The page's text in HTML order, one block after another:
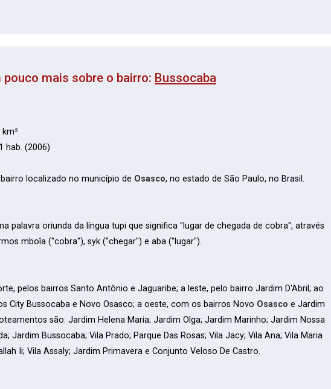
pouco mais sobre o bairro: Bussocaba
hab. (2006)
localizado no município de Osasco, no estado de São Paulo, no Brasil.
palavra oriunda da língua tupi que significa "lugar de chegada de cobra", através
mboîa ("cobra"), syk ("chegar") e aba ("lugar").
pelos bairros Santo Antônio e Jaguaribe; a leste, pelo bairro Jardim D'Abril; ao
City Bussocaba e Novo Osasco; a oeste, com os bairros Novo Osasco e Jardim
são: Jardim Helena Maria; Jardim Olga; Jardim Marinho; Jardim Nossa
Jardim Bussocaba; Vila Prado; Parque Das Rosas; Vila Jacy; Vila Ana; Vila Maria
Ii; Vila Assaly; Jardim Primavera e Conjunto Veloso De Castro.